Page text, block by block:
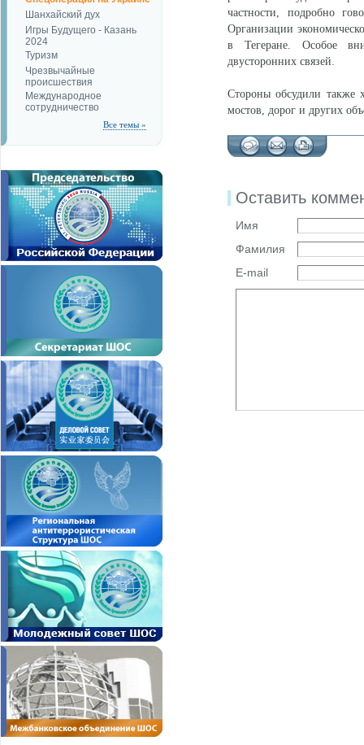
Шанхайский дух
Игры Будущего - Казань
2024
Туризм
Чрезвычайные
происшествия
Международное
сотрудничество
Все темы »
частности, подробно
Организации
в Тегеране. Особое
двусторонних связей.
Стороны обсудили также
мостов, дорог и других
Оставить
Имя
Фамилия
E-mail